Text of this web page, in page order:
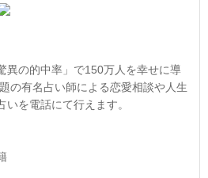
異の的中率」で150万人を幸せに導
の有名占い師による恋愛相談や人生
を電話にて行えます。